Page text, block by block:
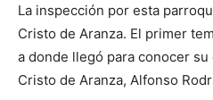
La inspección por esta
Cristo de Aranza. El primer
a donde llegó para conocer
Cristo de Aranza, Alfonso